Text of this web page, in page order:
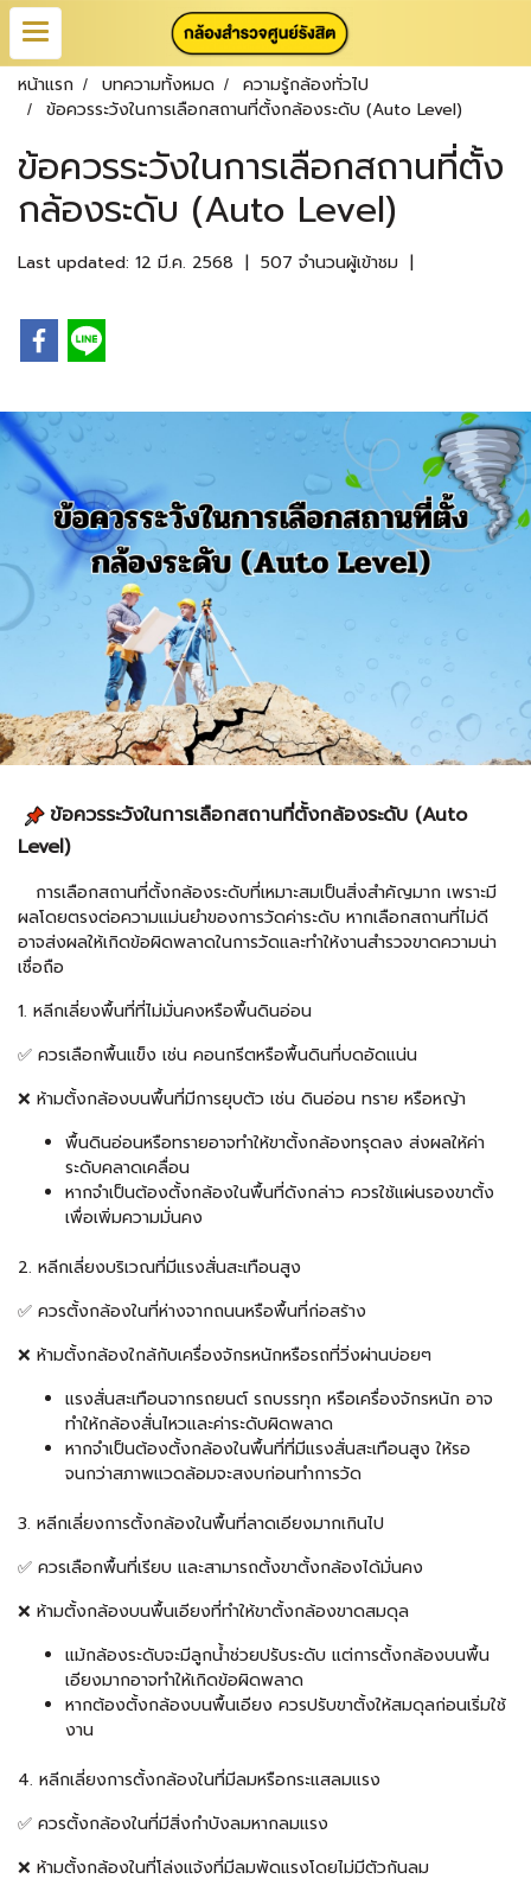
หน้าแรก บทความทั้งหมด
ความรู้กล้องทั่วไป
ข้อควรระวังในการเลือกสถานที่ตั้งกล้องระดับ (Auto Level)
ข้อควรระวังในการเลือกสถานที่ตั้ง
กล้องระดับ (Auto Level)
Last updated: 12 มี.ค. 2568 | 507 จำนวนผู้เข้าชม |
ข้อควรระวังในการเลือกสถานที่ตั้งกล้องระดับ (Auto
Level)
การเลือกสถานที่ตั้งกล้องระดับที่เหมาะสมเป็นสิ่งสำคัญมาก เพราะมี
ผลโดยตรงต่อความแม่นยำของการวัดค่าระดับ หากเลือกสถานที่ไม่ดี
อาจส่งผลให้เกิดข้อผิดพลาดในการวัดและทำให้งานสำรวจขาดความน่า
เชื่อถือ
1. หลีกเลี่ยงพื้นที่ที่ไม่มั่นคงหรือพื้นดินอ่อน
✅ ควรเลือกพื้นแข็ง เช่น คอนกรีตหรือพื้นดินที่บดอัดแน่น
❌ ห้ามตั้งกล้องบนพื้นที่มีการยุบตัว เช่น ดินอ่อน ทราย หรือหญ้า
พื้นดินอ่อนหรือทรายอาจทำให้ขาตั้งกล้องทรุดลง ส่งผลให้ค่า
ระดับคลาดเคลื่อน
หากจำเป็นต้องตั้งกล้องในพื้นที่ดังกล่าว ควรใช้แผ่นรองขาตั้ง
เพื่อเพิ่มความมั่นคง
2. หลีกเลี่ยงบริเวณที่มีแรงสั่นสะเทือนสูง
✅ ควรตั้งกล้องในที่ห่างจากถนนหรือพื้นที่ก่อสร้าง
❌ ห้ามตั้งกล้องใกล้กับเครื่องจักรหนักหรือรถที่วิ่งผ่านบ่อยๆ
แรงสั่นสะเทือนจากรถยนต์ รถบรรทุก หรือเครื่องจักรหนัก อาจ
ทำให้กล้องสั่นไหวและค่าระดับผิดพลาด
หากจำเป็นต้องตั้งกล้องในพื้นที่ที่มีแรงสั่นสะเทือนสูง ให้รอ
จนกว่าสภาพแวดล้อมจะสงบก่อนทำการวัด
3. หลีกเลี่ยงการตั้งกล้องในพื้นที่ลาดเอียงมากเกินไป
✅ ควรเลือกพื้นที่เรียบ และสามารถตั้งขาตั้งกล้องได้มั่นคง
❌ ห้ามตั้งกล้องบนพื้นเอียงที่ทำให้ขาตั้งกล้องขาดสมดุล
แม้กล้องระดับจะมีลูกน้ำช่วยปรับระดับ แต่การตั้งกล้องบนพื้น
เอียงมากอาจทำให้เกิดข้อผิดพลาด
หากต้องตั้งกล้องบนพื้นเอียง ควรปรับขาตั้งให้สมดุลก่อนเริ่มใช้
งาน
4. หลีกเลี่ยงการตั้งกล้องในที่มีลมหรือกระแสลมแรง
✅ ควรตั้งกล้องในที่มีสิ่งกำบังลมหากลมแรง
❌ ห้ามตั้งกล้องในที่โล่งแจ้งที่มีลมพัดแรงโดยไม่มีตัวกันลม